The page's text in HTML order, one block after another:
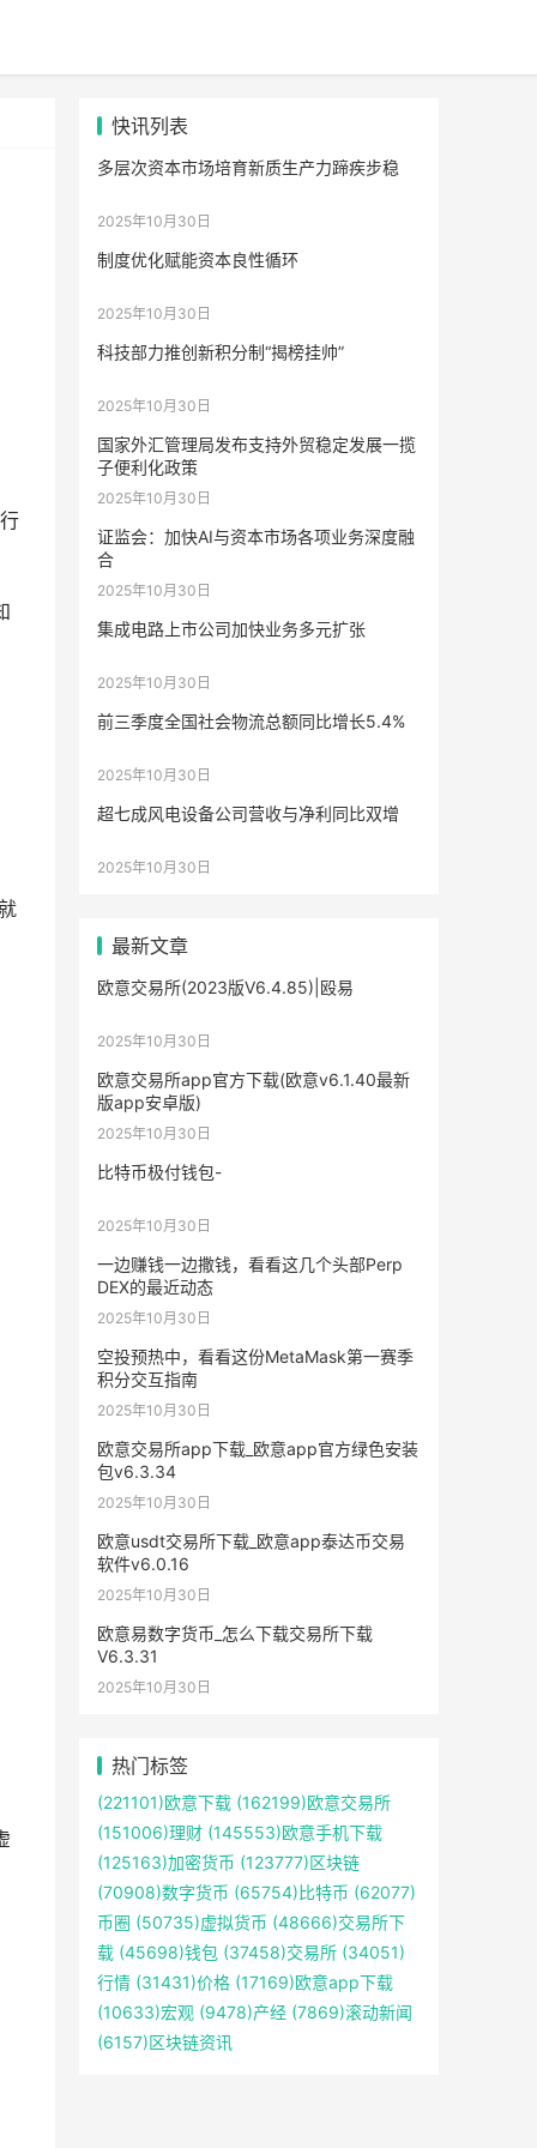
快讯列表
多层次资本市场培育新质生产力蹄疾步稳
2025年10月30日
制度优化赋能资本良性循环
2025年10月30日
科技部力推创新积分制“揭榜挂帅”
2025年10月30日
国家外汇管理局发布支持外贸稳定发展一揽
子便利化政策
2025年10月30日
证监会：加快AI与资本市场各项业务深度融
合
2025年10月30日
集成电路上市公司加快业务多元扩张
2025年10月30日
前三季度全国社会物流总额同比增长5.4%
2025年10月30日
超七成风电设备公司营收与净利同比双增
2025年10月30日
最新文章
欧意交易所(2023版V6.4.85)|殴易
2025年10月30日
欧意交易所app官方下载(欧意v6.1.40最新
版app安卓版)
2025年10月30日
比特币极付钱包-
2025年10月30日
一边赚钱一边撒钱，看看这几个头部Perp
DEX的最近动态
2025年10月30日
空投预热中，看看这份MetaMask第一赛季
积分交互指南
2025年10月30日
欧意交易所app下载_欧意app官方绿色安装
包v6.3.34
2025年10月30日
欧意usdt交易所下载_欧意app泰达币交易
软件v6.0.16
2025年10月30日
欧意易数字货币_怎么下载交易所下载
V6.3.31
2025年10月30日
热门标签
(221101)欧意下载 (162199)欧意交易所
(151006)理财 (145553)欧意手机下载
(125163)加密货币 (123777)区块链
(70908)数字货币 (65754)比特币 (62077)
币圈 (50735)虚拟货币 (48666)交易所下
载 (45698)钱包 (37458)交易所 (34051)
行情 (31431)价格 (17169)欧意app下载
(10633)宏观 (9478)产经 (7869)滚动新闻
(6157)区块链资讯